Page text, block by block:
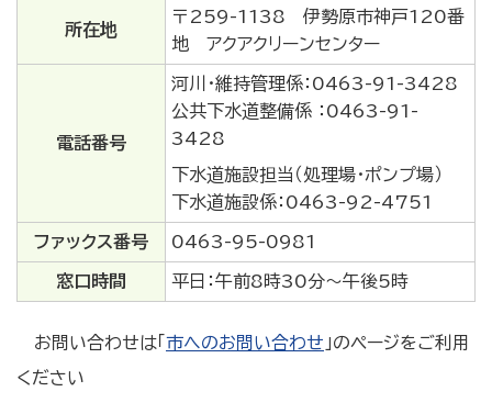
所在地
〒259-1138 伊勢原市神戸120番
地 アクアクリーンセンター
電話番号
河川・維持管理係：0463-91-3428
公共下水道整備係 ：0463-91-
3428
下水道施設担当（処理場・ポンプ場）
下水道施設係：0463-92-4751
ファックス番号 0463-95-0981
窓口時間 平日：午前8時30分～午後5時
お問い合わせは「 市へのお問い合わせ 」のページをご利用
ください